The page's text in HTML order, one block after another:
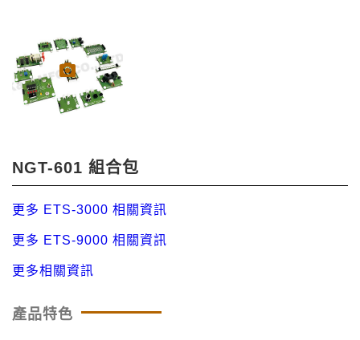
NGT-601 組合包
更多 ETS-3000 相關資訊
更多 ETS-9000 相關資訊
更多相關資訊
產品特色